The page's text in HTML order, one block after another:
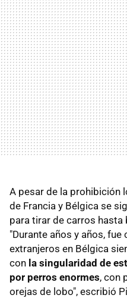
A pesar de la prohibición
de Francia y Bélgica se
para tirar de carros hasta
"Durante años y años, fue
extranjeros en Bélgica
con la singularidad de
por perros enormes, con
orejas de lobo", escribió